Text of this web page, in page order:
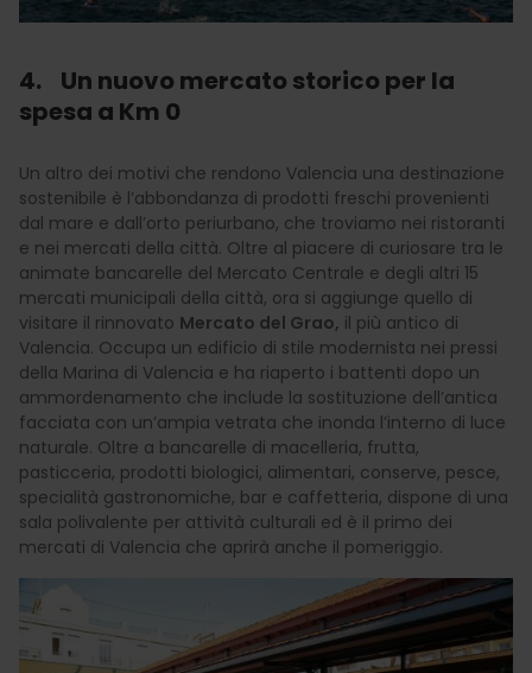
4. Un nuovo mercato storico per la
spesa a Km 0
Un altro dei motivi che rendono Valencia una destinazione
sostenibile è l’abbondanza di prodotti freschi provenienti
dal mare e dall’orto periurbano, che troviamo nei ristoranti
e nei mercati della città. Oltre al piacere di curiosare tra le
animate bancarelle del Mercato Centrale e degli altri 15
mercati municipali della città, ora si aggiunge quello di
visitare il rinnovato Mercato del Grao, il più antico di
Valencia. Occupa un edificio di stile modernista nei pressi
della Marina di Valencia e ha riaperto i battenti dopo un
ammordenamento che include la sostituzione dell’antica
facciata con un’ampia vetrata che inonda l’interno di luce
naturale. Oltre a bancarelle di macelleria, frutta,
pasticceria, prodotti biologici, alimentari, conserve, pesce,
specialità gastronomiche, bar e caffetteria, dispone di una
sala polivalente per attività culturali ed è il primo dei
mercati di Valencia che aprirà anche il pomeriggio.